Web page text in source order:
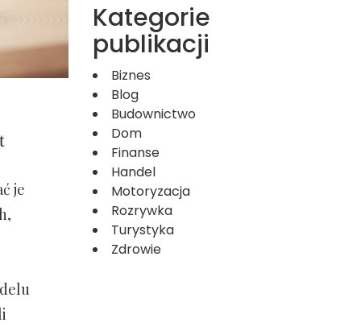
je
Kategorie
publikacji
Biznes
Blog
Budownictwo
Dom
Finanse
Handel
Motoryzacja
Rozrywka
Turystyka
Zdrowie